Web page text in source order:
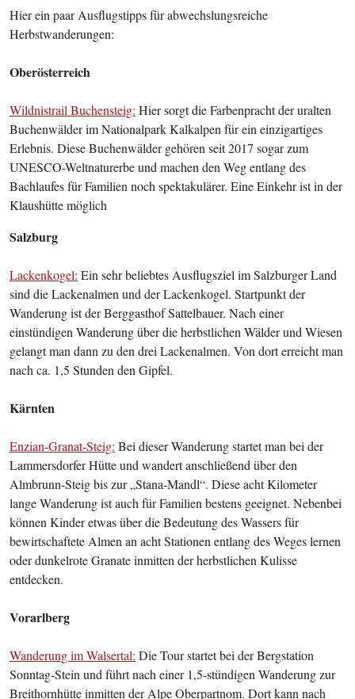
Hier ein paar Ausflugstipps für abwechslungsreiche
Herbstwanderungen:
Oberösterreich
Wildnistrail Buchensteig: Hier sorgt die Farbenpracht der uralten
Buchenwälder im Nationalpark Kalkalpen für ein einzigartiges
Erlebnis. Diese Buchenwälder gehören seit 2017 sogar zum
UNESCO-Weltnaturerbe und machen den Weg entlang des
Bachlaufes für Familien noch spektakulärer. Eine Einkehr ist in der
Klaushütte möglich
Salzburg
Lackenkogel: Ein sehr beliebtes Ausflugsziel im Salzburger Land
sind die Lackenalmen und der Lackenkogel. Startpunkt der
Wanderung ist der Berggasthof Sattelbauer. Nach einer
einstündigen Wanderung über die herbstlichen Wälder und Wiesen
gelangt man dann zu den drei Lackenalmen. Von dort erreicht man
nach ca. 1,5 Stunden den Gipfel.
Kärnten
Enzian-Granat-Steig: Bei dieser Wanderung startet man bei der
Lammersdorfer Hütte und wandert anschließend über den
Almbrunn-Steig bis zur „Stana-Mandl“. Diese acht Kilometer
lange Wanderung ist auch für Familien bestens geeignet. Nebenbei
können Kinder etwas über die Bedeutung des Wassers für
bewirtschaftete Almen an acht Stationen entlang des Weges lernen
oder dunkelrote Granate inmitten der herbstlichen Kulisse
entdecken.
Vorarlberg
Wanderung im Walsertal: Die Tour startet bei der Bergstation
Sonntag-Stein und führt nach einer 1,5-stündigen Wanderung zur
Breithornhütte inmitten der Alpe Oberpartnom. Dort kann nach